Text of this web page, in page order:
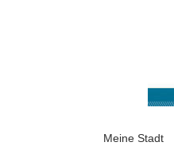
Meine Stadt